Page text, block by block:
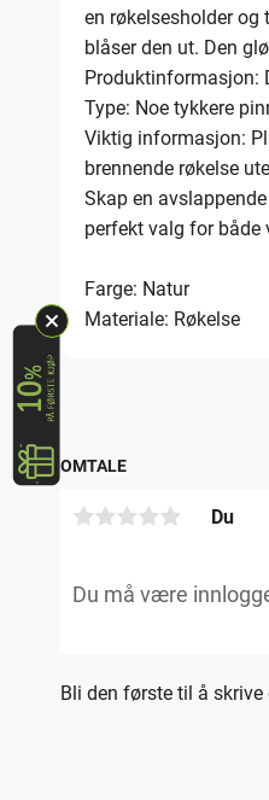
en røkelsesholder og
blåser den ut. Den
Produktinformasjon:
Type: Noe tykkere
Viktig informasjon:
brennende røkelse
Skap en
perfekt valg for
Farge: Natur
Materiale: Røkelse
OMTALE
Du
Bli den første til å skrive